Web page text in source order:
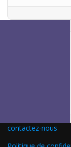
contactez-nous